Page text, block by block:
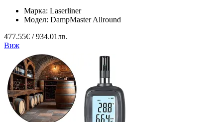
Марка: Laserliner
Модел: DampMaster Allround
477.55€ / 934.01лв.
Виж